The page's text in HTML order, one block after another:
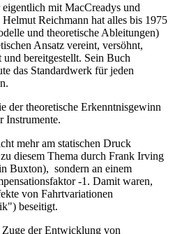
mit MacCreadys und
Reichmann hat alles bis 1975
und theoretische Ableitungen)
Ansatz vereint, versöhnt,
bereitgestellt. Sein Buch
das Standardwerk für jeden
der theoretische Erkenntnisgewinn
Instrumente.
mehr am statischen Druck
diesem Thema durch Frank Irving
Buxton), sondern an einem
-1. Damit waren,
von Fahrtvariationen
beseitigt.
der Entwicklung von